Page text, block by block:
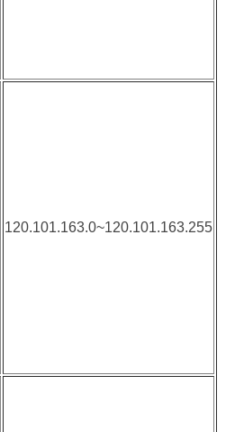
120.101.163.0~120.101.163.255